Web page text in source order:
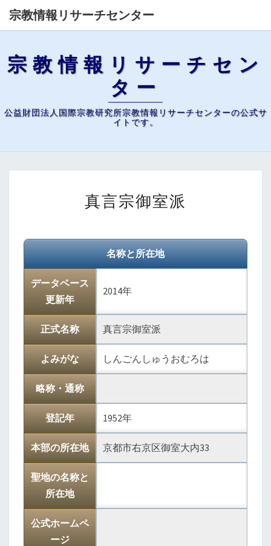
宗教情報リサーチセンター
宗教情報リサーチセン
ター
公益財団法人国際宗教研究所宗教情報リサーチセンターの公式サ
イトです。
言
御
室
派
真言宗御室派
名称と所在地
データベース
更新年
2014年
正式名称 真言宗御室派
よみがな しんごんしゅうおむろは
略称・通称
登記年 1952年
本部の所在地 京都市右京区御室大内33
聖地の名称と
所在地
公式ホームペ
ージ